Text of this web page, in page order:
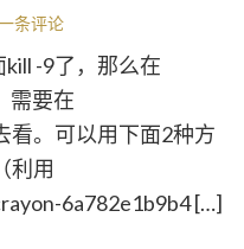
条评论
-9了，那么在
需要在
看。可以用下面2种方
利用
6a782e1b9b4 […]